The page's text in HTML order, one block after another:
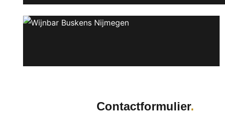
Contactformulier